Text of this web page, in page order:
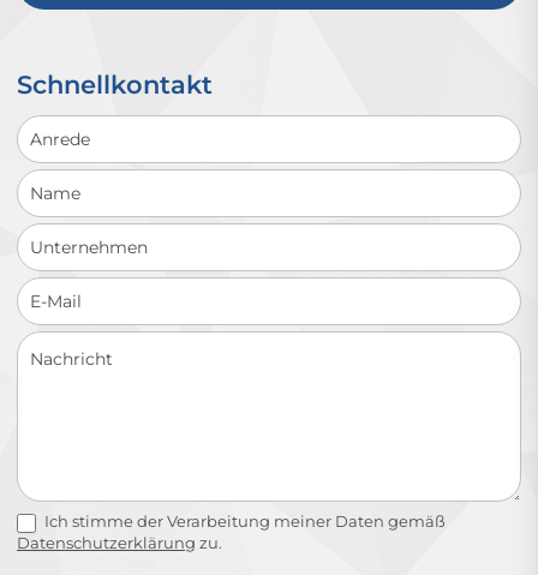
Schnellkontakt
Schnellkontakt
Ich stimme der Verarbeitung meiner Daten gemäß
Datenschutzerklärung zu.